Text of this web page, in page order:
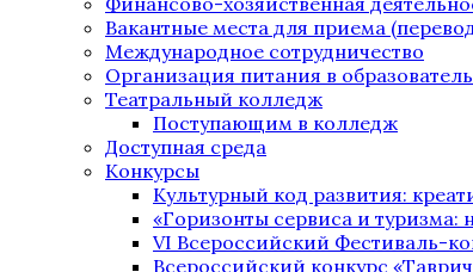
Вакантные места для приема
Международное сотрудничество
Организация питания в
Театральный колледж
Поступающим в колледж
Доступная среда
Конкурсы
Культурный код развития:
«Горизонты сервиса и туризма:
VI Всероссийский Фестиваль-
Всероссийский конкурс